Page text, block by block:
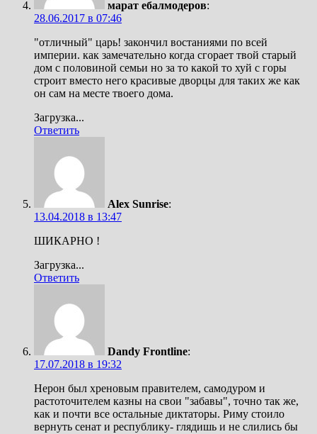
марат ебалмодеров:
28.06.2017 в 07:46
"отличный" царь! закончил востаниями по всей
империи. как замечательно когда сгорает твой старый
дом с половиной семьи но за то какой то хуй с горы
строит вместо него красивые дворцы для таких же как
он сам на месте твоего дома.
Загрузка...
Ответить
Alex Sunrise:
13.04.2018 в 13:47
ШИКАРНО !
Загрузка...
Ответить
Dandy Frontline:
17.07.2018 в 19:32
Нерон был хреновым правителем, самодуром и
растоточителем казны на свои "забавы", точно так же,
как и почти все остальные диктаторы. Риму стоило
вернуть сенат и республику- глядишь и не слились бы